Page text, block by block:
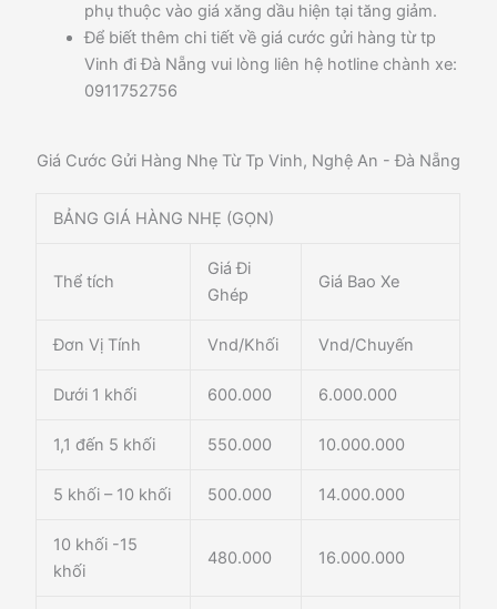
phụ thuộc vào giá xăng dầu hiện tại tăng giảm.
Để biết thêm chi tiết về giá cước gửi hàng từ tp
Vinh đi Đà Nẵng vui lòng liên hệ hotline chành xe:
0911752756
Giá Cước Gửi Hàng Nhẹ Từ Tp Vinh, Nghệ An - Đà Nẵng
BẢNG GIÁ HÀNG NHẸ (GỌN)
Thể tích
Giá Đi
Ghép
Giá Bao Xe
Đơn Vị Tính Vnd/Khối Vnd/Chuyến
Dưới 1 khối 600.000 6.000.000
1,1 đến 5 khối 550.000 10.000.000
5 khối – 10 khối 500.000 14.000.000
10 khối -15
khối
480.000 16.000.000